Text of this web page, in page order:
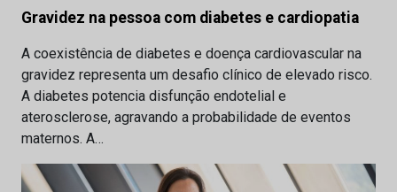
Gravidez na pessoa com diabetes e cardiopatia
A coexistência de diabetes e doença cardiovascular na
gravidez representa um desafio clínico de elevado risco.
A diabetes potencia disfunção endotelial e
aterosclerose, agravando a probabilidade de eventos
maternos. A…